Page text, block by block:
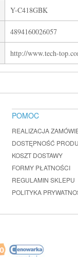
Y-C418GBK
4894160026057
http://www.tech-
POMOC
REALIZACJA
DOSTĘPNOŚĆ
KOSZT DOSTAWY
FORMY PŁATNOŚCI
REGULAMIN SKLEPU
POLITYKA